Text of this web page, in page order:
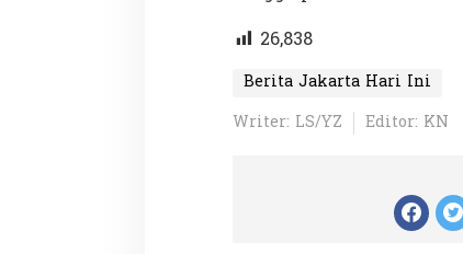
26,838
Berita Jakarta Hari Ini
Writer: LS/YZ
Editor: KN